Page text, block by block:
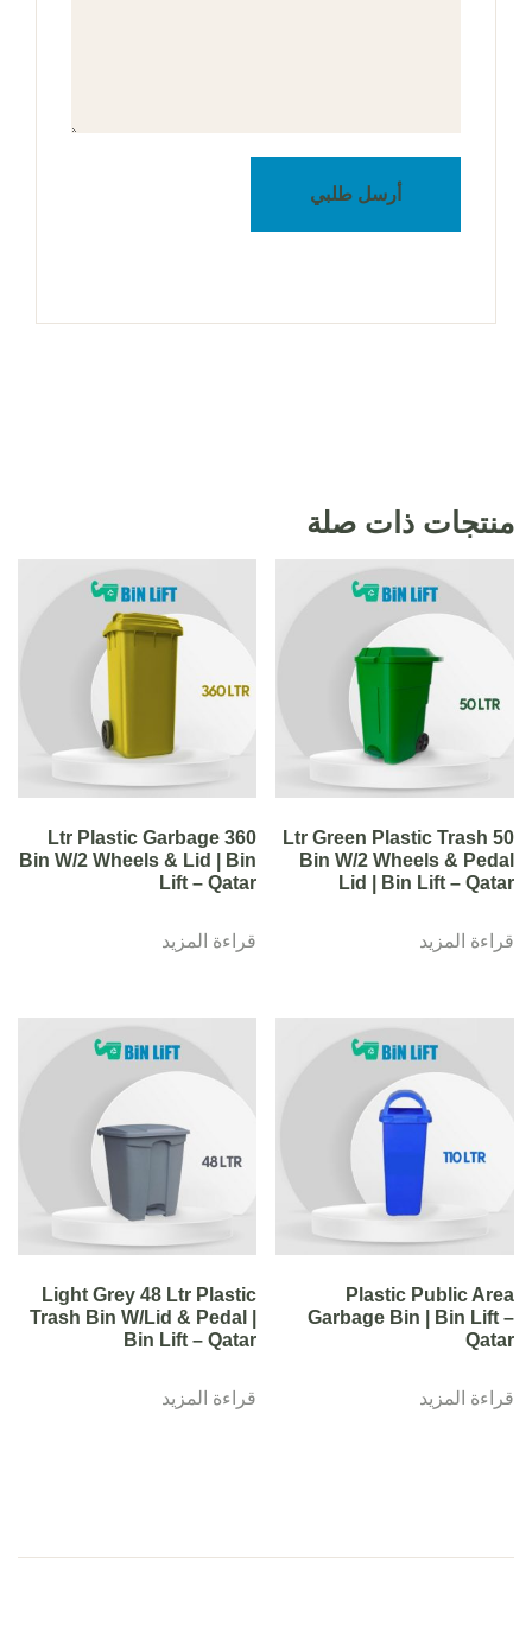
أرسل طلبي
منتجات ذات صلة
50 Ltr Green Plastic Trash
Bin W/2 Wheels & Pedal
Lid | Bin Lift – Qatar
قراءة المزيد
360 Ltr Plastic Garbage
Bin W/2 Wheels & Lid | Bin
Lift – Qatar
قراءة المزيد
Plastic Public Area
Garbage Bin | Bin Lift –
Qatar
قراءة المزيد
Light Grey 48 Ltr Plastic
Trash Bin W/Lid & Pedal |
Bin Lift – Qatar
قراءة المزيد